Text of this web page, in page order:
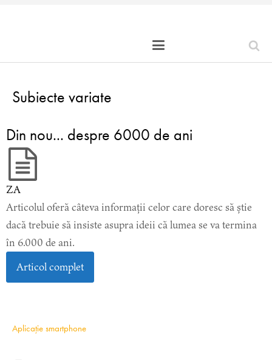
Subiecte variate
Din nou... despre 6000 de ani
ZA
Articolul oferă câteva informații celor care doresc să știe
dacă trebuie să insiste asupra ideii că lumea se va termina
în 6.000 de ani.
Articol complet
Aplicație smartphone